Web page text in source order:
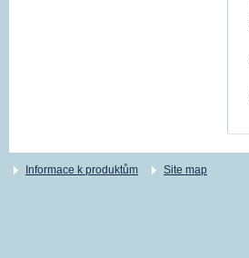
Informace k produktům Site map